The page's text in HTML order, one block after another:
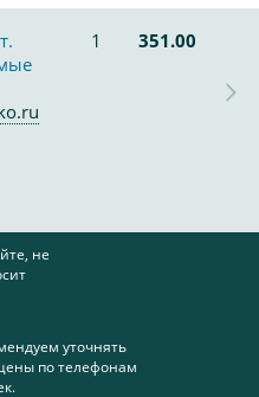
1 351.00
не
уточнять
по телефонам